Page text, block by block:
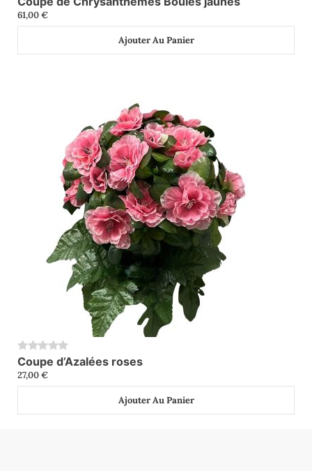
61,00€
Ajouter Au Panier
0
Coupe d’Azalées roses
27,00€
Ajouter Au Panier